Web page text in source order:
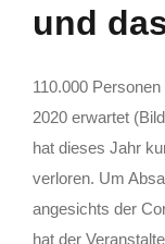
und
110.000
2020 erwartet
hat dieses Jahr
verloren. Um
angesichts der
hat der